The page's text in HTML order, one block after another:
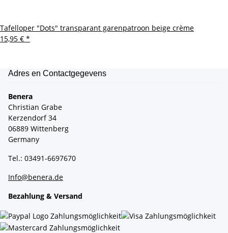
Tafelloper "Dots" transparant garenpatroon beige crème
15,95 € *
Adres en Contactgegevens
Benera
Christian Grabe
Kerzendorf 34
06889 Wittenberg
Germany
Tel.: 03491-6697670
Info@benera.de
Bezahlung & Versand